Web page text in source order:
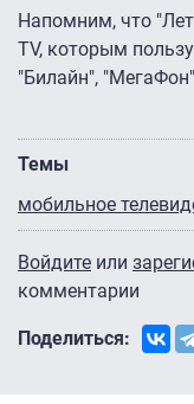
Напомним, что
TV, которым
"Билайн",
Темы
мобильное
Войдите или
комментарии
Поделиться: